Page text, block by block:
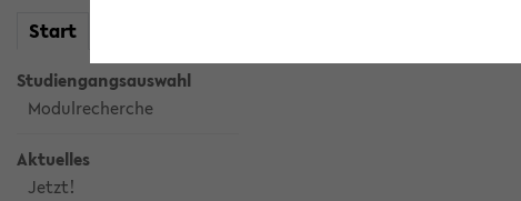
Start
Studiengangsauswahl
Modulrecherche
Aktuelles
Jetzt!